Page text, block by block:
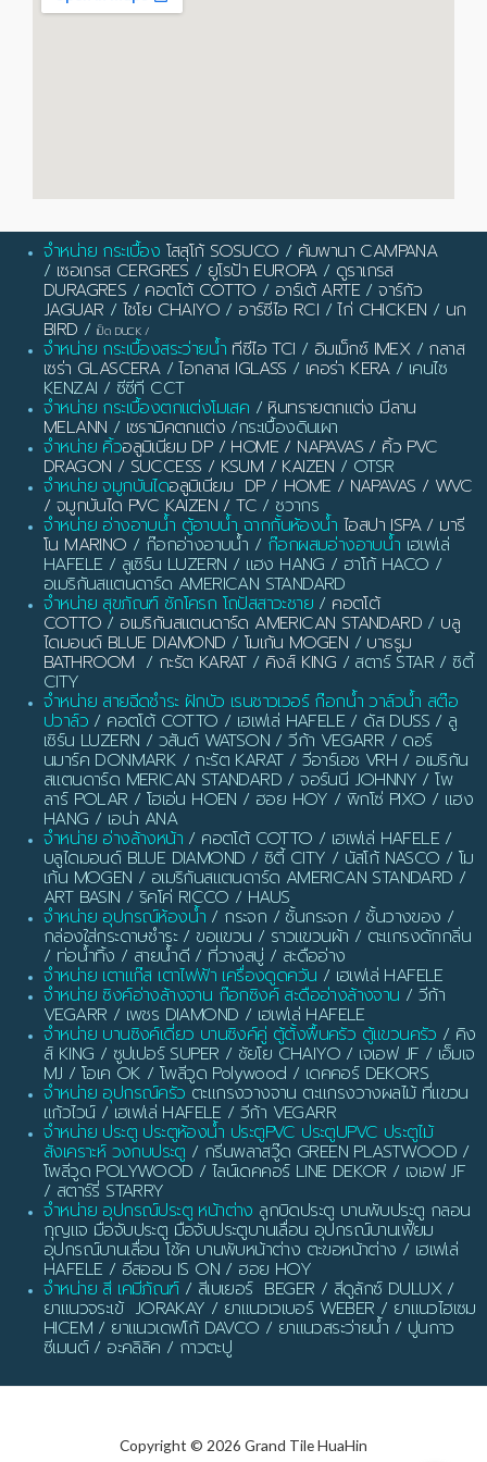
จำหน่าย กระเบื้อง โสสุโก้ SOSUCO / คัมพานา CAMPANA
/ เซอเกรส CERGRES / ยูโรป้า EUROPA/ ดูราเกรส
DURAGRES / คอตโต้ COTTO / อาร์เต้ ARTE /จาร์กัว
JAGUAR / ไชโย CHAIYO / อาร์ซีไอ RCI /ไก่ CHICKEN / นก
BIRD / เป็ด DUCK /
จำหน่าย กระเบื้องสระว่ายน้ำ ทีซีไอ TCI / อิมเม็กซ์ IMEX/ กลาส
เซร่า GLASCERA/ไอกลาส IGLASS / เคอร่า KERA/ เคนไซ
KENZAI / ซีซีที CCT
จำหน่าย กระเบื้องตกแต่งโมเสค / หินทรายตกแต่ง มีลาน
MELANN / เซรามิคตกแต่ง /กระเบื้องดินเผา
จำหน่าย คิ้วอลูมิเนียม DP / HOME / NAPAVAS / คิ้ว PVC
DRAGON / SUCCESS / KSUM / KAIZEN / OTSR
จำหน่าย จมูกบันไดอลูมิเนียม DP / HOME / NAPAVAS / WVC
/ จมูกบันได PVC KAIZEN / TC / ชวากร
จำหน่าย อ่างอาบน้ำ ตู้อาบน้ำ ฉากกั้นห้องน้ำ ไอสปา ISPA / มารี
โน MARINO / ก๊อกอ่างอาบน้ำ / ก๊อกผสมอ่างอาบน้ำ เฮเฟเล่
HAFELE / ลูเซิร์น LUZERN / แฮง HANG / ฮาโก้ HACO /
อเมริกันสแตนดาร์ด AMERICAN STANDARD
จำหน่าย สุขภัณฑ์ ชักโครก โถปัสสาวะชาย / คอตโต้
COTTO / อเมริกันสแตนดาร์ด AMERICAN STANDARD / บลู
ไดมอนด์ BLUE DIAMOND / โมเก้น MOGEN / บาธรูม
BATHROOM / กะรัต KARAT/ คิงส์ KING / สตาร์ STAR / ซิตี้
CITY
จำหน่าย สายฉีดชำระ ฝักบัว เรนชาวเวอร์ ก๊อกน้ำ วาล์วน้ำ สต๊อ
ปวาล์ว / คอตโต้ COTTO / เฮเฟเล่ HAFELE / ดัส DUSS / ลู
เซิร์น LUZERN / วสันต์ WATSON / วีก้า VEGARR / ดอร์
นมาร์ค DONMARK / กะรัต KARAT / วีอาร์เอช VRH / อเมริกัน
สแตนดาร์ด MERICAN STANDARD / จอร์นนี JOHNNY / โพ
ลาร์ POLAR / โฮเอ่น HOEN / ฮอย HOY / พิกโซ่ PIXO / แฮง
HANG / เอน่า ANA
จำหน่าย อ่างล้างหน้า / คอตโต้ COTTO / เฮเฟเล่ HAFELE /
บลูไดมอนด์ BLUE DIAMOND / ซิตี้ CITY / นัสโก้ NASCO / โม
เก้น MOGEN / อเมริกันสแตนดาร์ด AMERICAN STANDARD /
ART BASIN / ริคโค่ RICCO / HAUS
จำหน่าย อุปกรณ์ห้องน้ำ / กระจก / ชั้นกระจก / ชั้นวางของ /
กล่องใส่กระดาษชำระ / ขอแขวน / ราวแขวนผ้า / ตะแกรงดักกลิ่น
/ ท่อน้ำทิ้ง / สายน้ำดี / ที่วางสบู่ / สะดืออ่าง
จำหน่าย เตาแก๊ส เตาไฟฟ้า เครื่องดูดควัน / เฮเฟเล่ HAFELE
จำหน่าย ซิงค์อ่างล้างจาน ก๊อกซิงค์ สะดืออ่างล้างจาน / วีก้า
VEGARR / เพชร DIAMOND / เฮเฟเล่ HAFELE
จำหน่าย บานซิงค์เดี่ยว บานซิงค์คู่ ตู้ตั้งพื้นครัว ตู้แขวนครัว / คิง
ส์ KING / ซูปเปอร์ SUPER / ชัยโย CHAIYO / เจเอฟ JF / เอ็มเจ
MJ / โอเค OK / โพลีวูด Polywood / เดคคอร์ DEKORS
จำหน่าย อุปกรณ์ครัว ตะแกรงวางจาน ตะแกรงวางผลไม้ ที่แขวน
แก้วไวน์ / เฮเฟเล่ HAFELE / วีก้า VEGARR
จำหน่าย ประตู ประตูห้องน้ำ ประตูPVC ประตูUPVC ประตูไม้
สังเคราะห์ วงกบประตู / กรีนพลาสวู๊ด GREEN PLASTWOOD /
โพลีวูด POLYWOOD / ไลน์เดคคอร์ LINE DEKOR / เจเอฟ JF
/ สตาร์รี่ STARRY
จำหน่าย อุปกรณ์ประตู หน้าต่าง ลูกบิดประตู บานพับประตู กลอน
กุญแจ มือจับประตู มือจับประตูบานเลื่อน อุปกรณ์บานเฟี้ยม
อุปกรณ์บานเลื่อน โช้ค บานพับหน้าต่าง ตะขอหน้าต่าง / เฮเฟเล่
HAFELE / อีสออน IS ON / ฮอย HOY
จำหน่าย สี เคมีภัณฑ์/ สีเบเยอร์ BEGER / สีดูลักซ์ DULUX /
ยาแนวจระเข้ JORAKAY / ยาแนวเวเบอร์ WEBER / ยาแนวไฮเซม
HICEM / ยาแนวเดฟโก้ DAVCO / ยาแนวสระว่ายน้ำ / ปูนกาว
ซีเมนต์ / อะคลิลิค / กาวตะปู
Copyright © 2026 Grand Tile HuaHin